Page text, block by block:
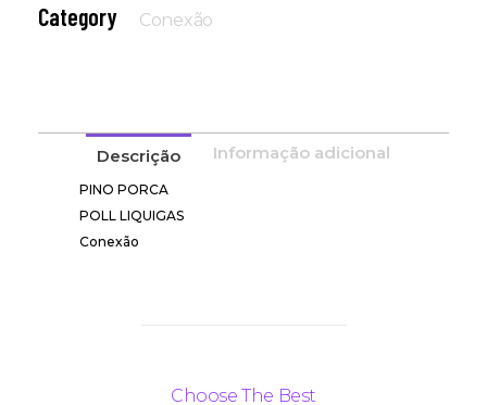
Category Conexão
Descrição Informação adicional
PINO PORCA
POLL LIQUIGAS
Conexão